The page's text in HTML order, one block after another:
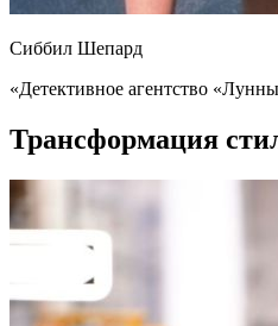
Сиббил Шепард
«Детективное агентство
Трансформация